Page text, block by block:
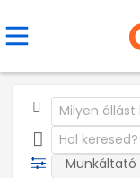
Munkáltató